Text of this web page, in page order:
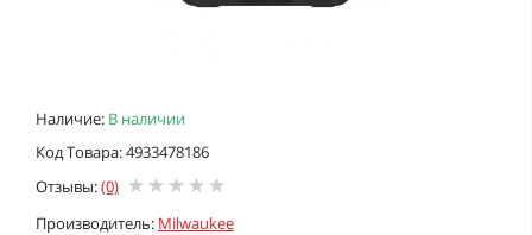
Наличие: В наличии
Код Товара: 4933478186
Отзывы:(0)
Производитель: Milwaukee